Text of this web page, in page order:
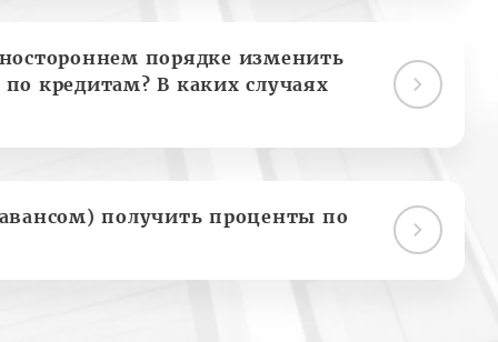
порядке изменить
кредитам? В каких случаях
получить проценты по